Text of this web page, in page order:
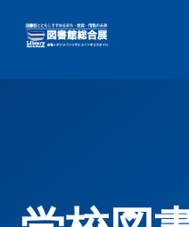
ー
用
メ